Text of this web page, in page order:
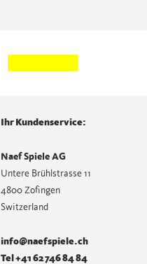
Ihr Kundenservice:
Naef Spiele AG
Untere Brühlstrasse 11
4800 Zofingen
Switzerland
info@naefspiele.ch
Tel +41 62 746 84 84